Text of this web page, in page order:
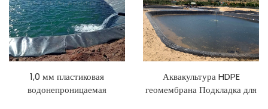
1,0 мм пластиковая
водонепроницаемая
Аквакультура HDPE
геомембрана Подкладка для